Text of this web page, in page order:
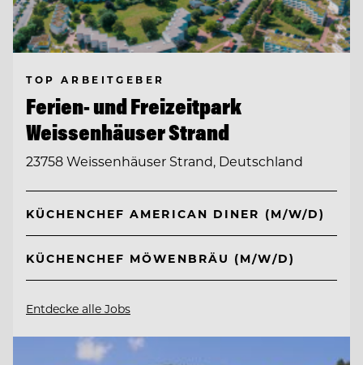
TOP ARBEITGEBER
Ferien- und Freizeitpark
Weissenhäuser Strand
23758 Weissenhäuser Strand, Deutschland
KÜCHENCHEF AMERICAN DINER (M/W/D)
KÜCHENCHEF MÖWENBRÄU (M/W/D)
Entdecke alle Jobs